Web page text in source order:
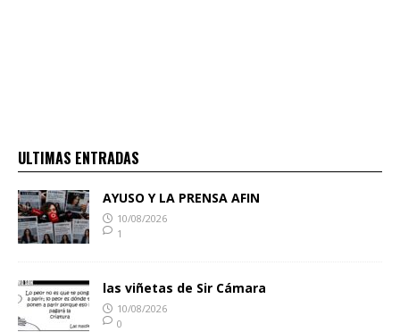
ULTIMAS ENTRADAS
AYUSO Y LA PRENSA AFIN
10/08/2026
1
las viñetas de Sir Cámara
10/08/2026
0